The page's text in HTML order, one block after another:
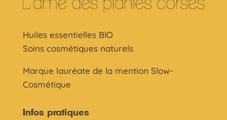
Huiles essentielles BIO
Soins cosmétiques naturels
Marque lauréate de la mention Slow-
Cosmétique
Infos pratiques